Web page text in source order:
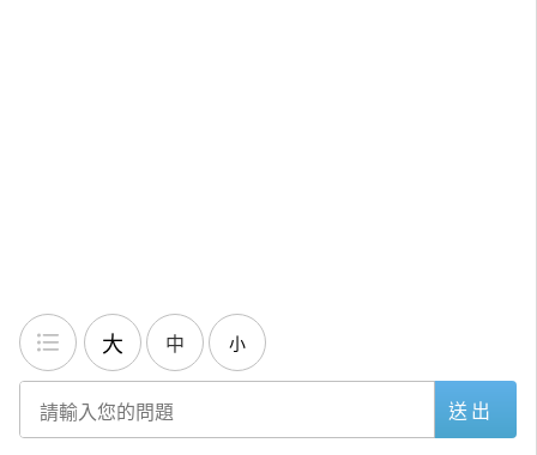
大 中 小